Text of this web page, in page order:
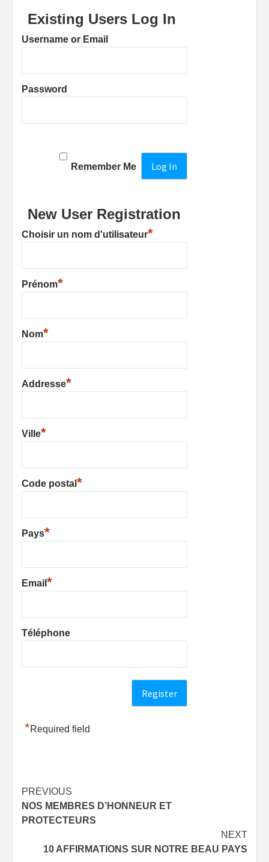
Existing Users Log In
Username or Email
Password
Remember Me
New User Registration
Choisir un nom d'utilisateur*
Prénom*
Nom*
Addresse*
Ville*
Code postal *
Pays*
Email *
Téléphone
*Required field
Post
navigation
PREVIOUS
NOS MEMBRES D’HONNEUR ET
PROTECTEURS
NEXT
10 AFFIRMATIONS SUR NOTRE BEAU PAYS